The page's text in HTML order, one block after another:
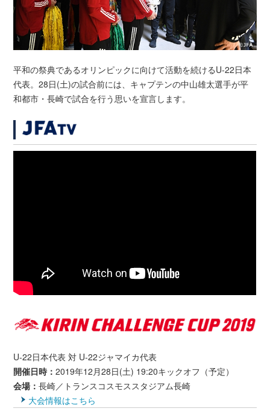
平和の祭典であるオリンピックに向けて活動を続けるU-22日本
代表。28日(土)の試合前には、キャプテンの中山雄太選手が平
和都市・長崎で試合を行う思いを宣言します。
U-22日本代表 対 U-22ジャマイカ代表
開催日時：2019年12月28日(土) 19:20キックオフ（予定）
会場：長崎／トランスコスモススタジアム長崎
大会情報はこちら